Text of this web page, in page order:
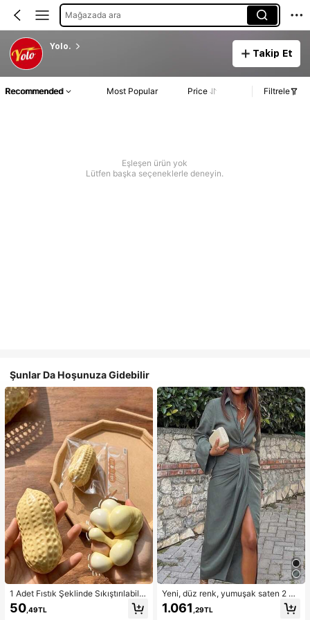
Mağazada ara
Yolo.
Takip Et
Recommended Most Popular Price Filtrele
Eşleşen ürün yok
Lütfen başka seçeneklerle deneyin.
Şunlar Da Hoşunuza Gidebilir
1 Adet Fıstık Şeklinde Sıkıştırılabilir
Stres Oyuncağı, Ofis Rahatlaması v
e Parti Etkileşimi İçin Uygun, Doğu
50 ,49TL
Yeni, düz renk, yumuşak saten 2 pa
rçalı takım, ilkbahar/yaz ev giyimi, i
şe gidip gelme, müzik festivalleri ve
1.061 ,29TL